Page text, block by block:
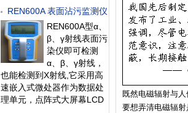
射线的辐射，具有响应快，
测量范围宽的特点。能显示
工作场所的剂量当量率和累
积剂量，更换电池时，日期
及累积数据能永久保存。可
选配RenRiP
REN600A 表面沾污监测仪
REN600A型α、
β、γ射线表面污
染仪即可检测
α、β、γ射线，
也能检测到X射线,它采用高
速嵌入式微处器作为数据处
理单元，点阵式大屏幕LCD
既然电磁辐射与
要想弄清电磁辐